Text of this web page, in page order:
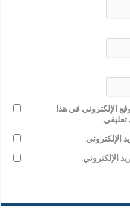
الإلكتروني في هذا
تعليقي.
الإلكتروني.
الإلكتروني.